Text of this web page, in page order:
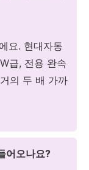
요. 현대자동
급, 전용 완속
의 두 배 가까
어오나요?